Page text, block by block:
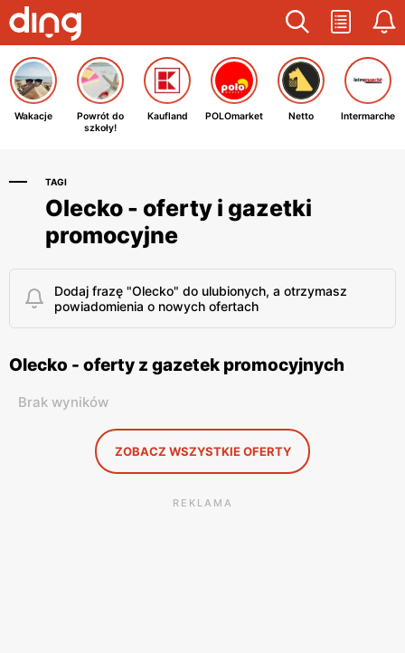
Wakacje
Powrót do
szkoły!
Kaufland POLOmarket Netto Intermarche
TAGI
Olecko - oferty i gazetki
promocyjne
Dodaj frazę "Olecko" do ulubionych, a otrzymasz
powiadomienia o nowych ofertach
Olecko - oferty z gazetek promocyjnych
Brak wyników
ZOBACZ WSZYSTKIE OFERTY
REKLAMA